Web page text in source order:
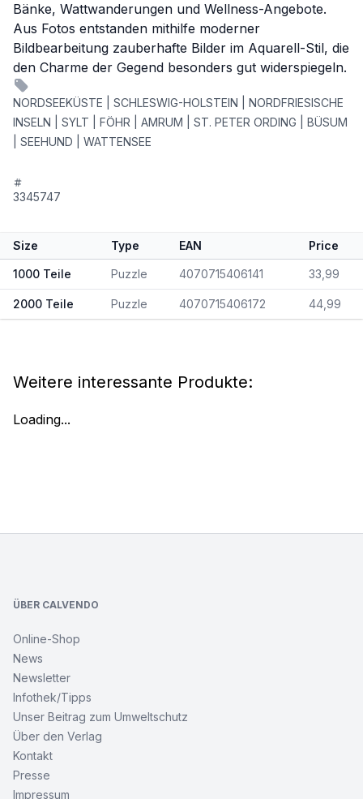
Bänke, Wattwanderungen und Wellness-Angebote.
Aus Fotos entstanden mithilfe moderner
Bildbearbeitung zauberhafte Bilder im Aquarell-Stil, die
den Charme der Gegend besonders gut widerspiegeln.
NORDSEEKÜSTE | SCHLESWIG-HOLSTEIN | NORDFRIESISCHE
INSELN | SYLT | FÖHR | AMRUM | ST. PETER ORDING | BÜSUM
| SEEHUND | WATTENSEE
3345747
Size Type EAN Price
1000 Teile Puzzle 4070715406141 33,99
2000 Teile Puzzle 4070715406172 44,99
Weitere interessante Produkte:
Loading...
ÜBER CALVENDO
Online-Shop
News
Newsletter
Infothek/Tipps
Unser Beitrag zum Umweltschutz
Über den Verlag
Kontakt
Presse
Impressum